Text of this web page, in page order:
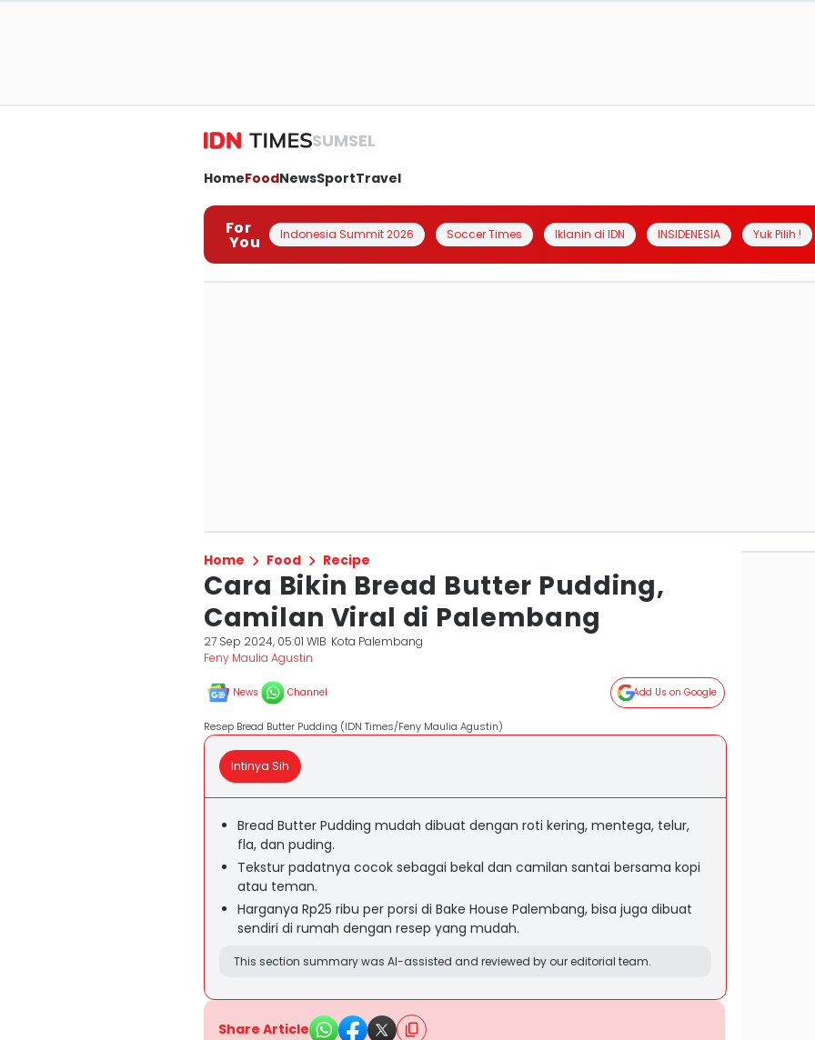
SUMSEL
HomeFoodNewsSportTravel
For
You Indonesia Summit 2026 Soccer Times Iklanin di IDN INSIDENESIA Yuk Pilih !
Home Food Recipe
Cara Bikin Bread Butter Pudding,
Camilan Viral di Palembang
27 Sep 2024, 05:01 WIB Kota Palembang
Feny Maulia Agustin
News Channel Add Us on Google
Resep Bread Butter Pudding (IDN Times/Feny Maulia Agustin)
Intinya Sih
Bread Butter Pudding mudah dibuat dengan roti kering, mentega, telur,
fla, dan puding.
Tekstur padatnya cocok sebagai bekal dan camilan santai bersama kopi
atau teman.
Harganya Rp25 ribu per porsi di Bake House Palembang, bisa juga dibuat
sendiri di rumah dengan resep yang mudah.
This section summary was AI-assisted and reviewed by our editorial team.
Share Article